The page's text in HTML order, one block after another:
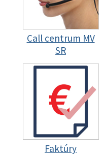
Call centrum MV
SR
Faktúry